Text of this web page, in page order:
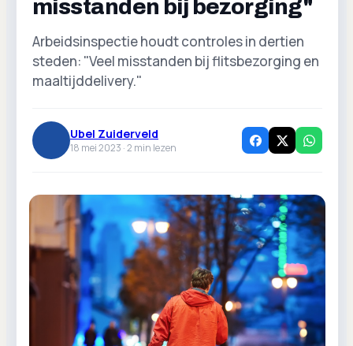
misstanden bij bezorging"
Arbeidsinspectie houdt controles in dertien
steden: "Veel misstanden bij flitsbezorging en
maaltijddelivery."
Ubel Zuiderveld
18 mei 2023 ·2 min lezen